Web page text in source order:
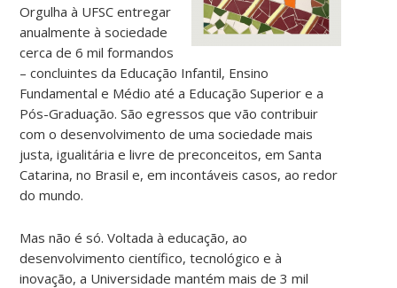
Orgulha à UFSC entregar
anualmente à sociedade
cerca de 6 mil formandos
– concluintes da Educação Infantil, Ensino
Fundamental e Médio até a Educação Superior e a
Pós-Graduação. São egressos que vão contribuir
com o desenvolvimento de uma sociedade mais
justa, igualitária e livre de preconceitos, em Santa
Catarina, no Brasil e, em incontáveis casos, ao redor
do mundo.
Mas não é só. Voltada à educação, ao
desenvolvimento científico, tecnológico e à
inovação, a Universidade mantém mais de 3 mil